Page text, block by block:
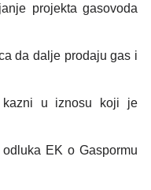
projekta gasovoda
da dalje prodaju gas i
kazni u iznosu koji je
EK o Gaspormu